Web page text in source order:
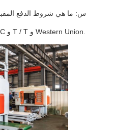
س: ما هي شروط الدفع
ج: شروط الدفع المقبولة هي L / C و T / T و Western Union.